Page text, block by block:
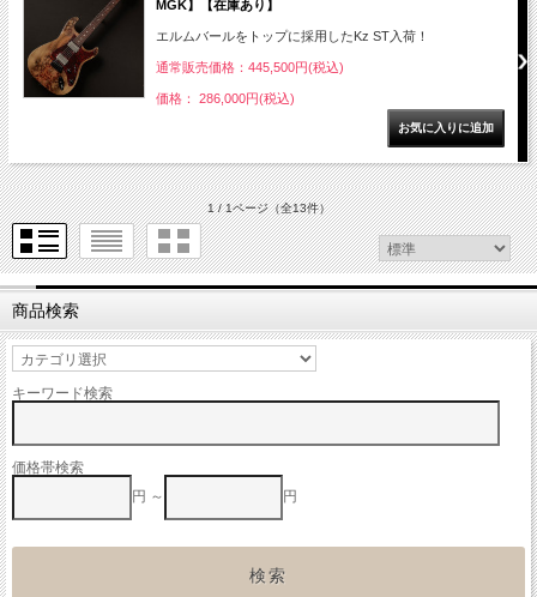
MGK】【在庫あり】
エルムバールをトップに採用したKz ST入荷！
通常販売価格：445,500円(税込)
価格： 286,000円(税込)
1 / 1ページ（全13件）
商品検索
キーワード検索
価格帯検索
円 ～
円